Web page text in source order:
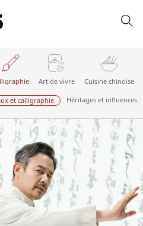
Art de vivre Cuisine chinoise
et calligraphie Héritages et influences